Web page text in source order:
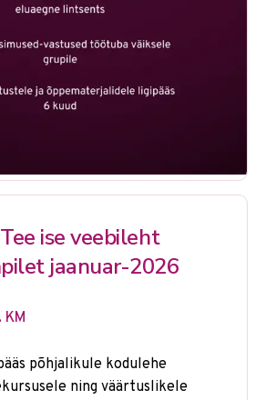
ise veebileht
jaanuar-2026
KM
põhjalikule kodulehe
ning väärtuslikele